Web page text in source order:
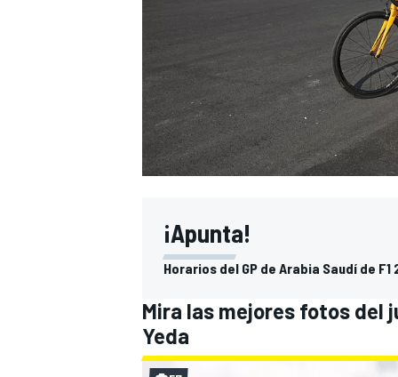
¡Apunta!
Horarios del GP de Arabia Saudí de F1
Mira las mejores fotos del
Yeda